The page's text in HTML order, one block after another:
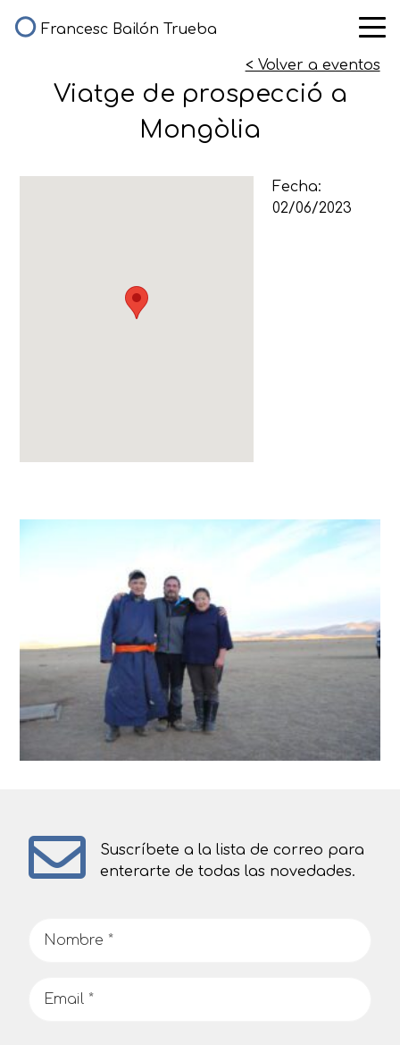
Francesc Bailón Trueba
< Volver a eventos
Viatge de prospecció a
Mongòlia
Fecha:
02/06/2023
Suscríbete a la lista de correo para
enterarte de todas las novedades.